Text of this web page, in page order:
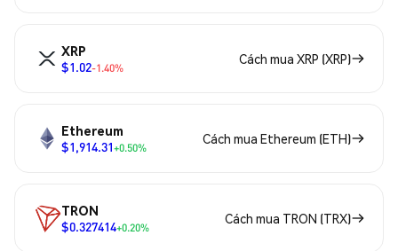
XRP
$1.02-1.40%
Cách mua XRP (XRP)
Ethereum
$1,914.31+0.50%
Cách mua Ethereum (ETH)
TRON
$0.327414+0.20%
Cách mua TRON (TRX)